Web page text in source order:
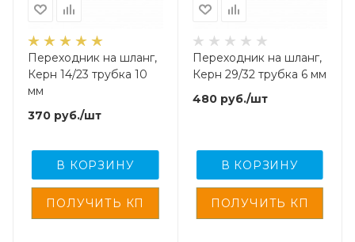
Переходник на шланг,
Керн 14/23 трубка 10
мм
370 руб./шт
В КОРЗИНУ
Переходник на шланг,
Керн 29/32 трубка 6 мм
480руб./шт
В КОРЗИНУ